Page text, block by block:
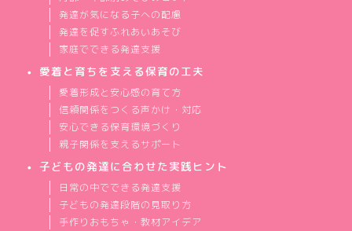
発達が気になる子への配慮
発達を促すふれあいあそび
家庭でできる発達支援
愛着と育ちを支える保育の工夫
愛着形成と安心感の育て方
信頼関係をつくる声かけ・対応
安心できる保育環境づくり
親子関係を支えるサポート
子どもの発達に合わせた実践ヒント
日常の中でできる発達支援
子どもの発達段階の見取り方
手作りおもちゃ・教材アイデア